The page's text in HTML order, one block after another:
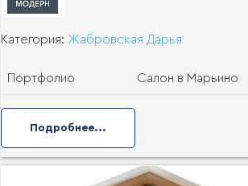
Категория: Жабровская Дарья
Портфолио Салон в Марьино
Подробнее...